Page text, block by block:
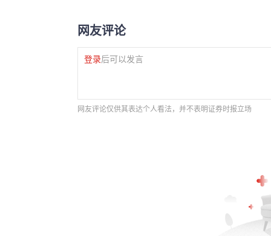
网友评论
登录后可以发言
网友评论仅供其表达个人看法，并不表明证券时报立场